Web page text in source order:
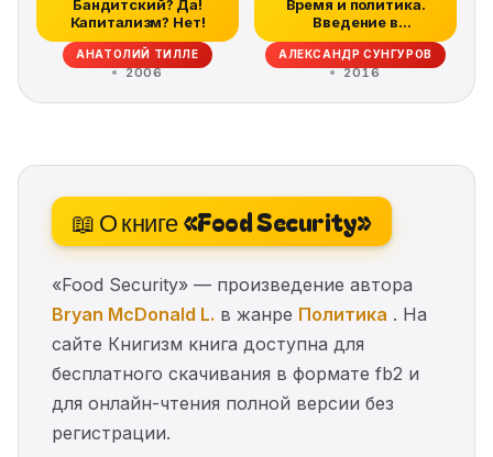
Бандитский? Да!
Капитализм? Нет!
АНАТОЛИЙ ТИЛЛЕ
2006
Время и политика.
Введение в
хронополитику
АЛЕКСАНДР СУНГУРОВ
2016
📖 О книге «Food Security»
«Food Security» — произведение автора
Bryan McDonald L. в жанре Политика . На
сайте Книгизм книга доступна для
бесплатного скачивания в формате fb2 и
для онлайн-чтения полной версии без
регистрации.